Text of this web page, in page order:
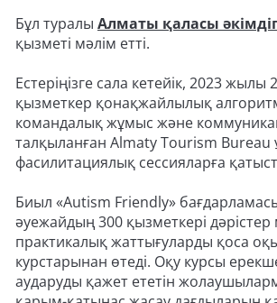
Бұл туралы Алматы қаласы
қызметі мәлім етті.
Естеріңізге сала кетейік, 2023 жылы
қызметкер қонақжайлылық
командалық жұмыс және
талқыланған Almaty Tourism
фасилитациялық сессияларға
Биыл «Autism Friendly»
әуежайдың 300 қызметкері дәрістер
практикалық жаттығуларды қоса
курстарынан өтеді. Оқу курсы
аударуды қажет ететін